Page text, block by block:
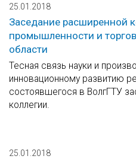
25.01.2018
Заседание расширенной
промышленности и
области
Тесная связь науки и
инновационному развитию
состоявшегося в ВолгГТУ
коллегии.
25.01.2018